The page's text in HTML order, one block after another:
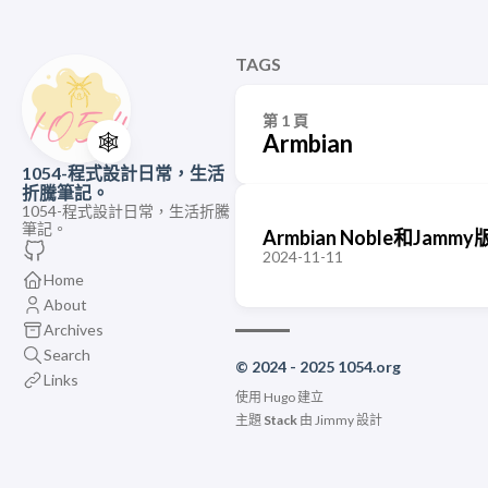
🕸️
1054-程式設計日常，生活
折騰筆記。
1054-程式設計日常，生活折騰
筆記。
Home
About
Archives
Search
Links
TAGS
第 1 頁
Armbian
Armbian Noble和Jammy
2024-11-11
© 2024 - 2025 1054.org
使用 Hugo建立
主題 Stack由 Jimmy設計